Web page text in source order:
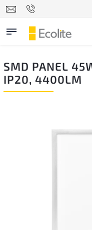
SMD PANEL
IP20, 4400LM